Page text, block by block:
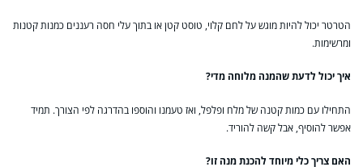
הטרטר יכול להיות מוגש על לחם קלוי, טוסט קטן או בתוך עלי חסה רעננים כמנות קטנות
ומרשימות.
איך יכול לדעת שהמנה מלוחה מדי?
התחילו עם כמות קטנה של מלח ופלפל, ואז טעמנו והוספו בהדרגה לפי הצורך. תמיד
אפשר להוסיף, אבל קשה להוריד.
האם צריך כלי מיוחד להכנת מנה זו?